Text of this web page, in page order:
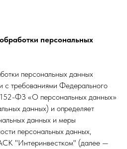
персональных
персональных данных
с требованиями Федерального
ФЗ «О персональных данных»
данных) и определяет
данных и меры
персональных данных,
"Интеринвестком" (далее —